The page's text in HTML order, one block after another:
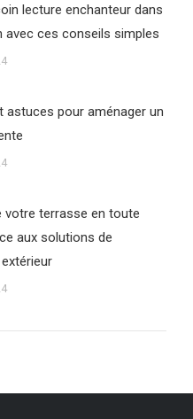
lecture enchanteur dans
avec ces conseils simples
astuces pour aménager un
votre terrasse en toute
aux solutions de